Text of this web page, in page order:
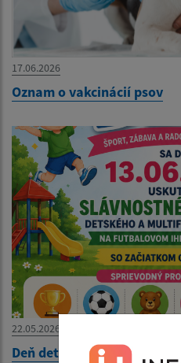
17.06.2026
Oznam o vakcinácií psov
22.05.2026
Deň detí 2026